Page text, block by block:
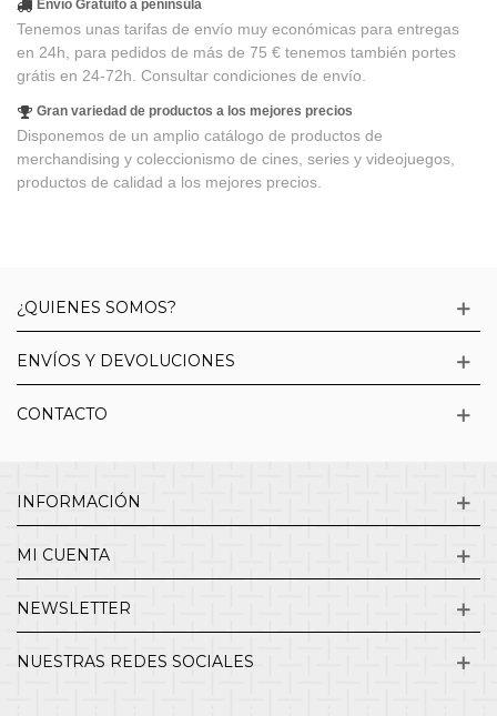
Envío Gratuito a península
Tenemos unas tarifas de envío muy económicas para entregas
en 24h, para pedidos de más de 75 € tenemos también portes
grátis en 24-72h. Consultar condiciones de envío.
Gran variedad de productos a los mejores precios
Disponemos de un amplio catálogo de productos de
merchandising y coleccionismo de cines, series y videojuegos,
productos de calidad a los mejores precios.
¿QUIENES SOMOS?
ENVÍOS Y DEVOLUCIONES
CONTACTO
INFORMACIÓN
MI CUENTA
NEWSLETTER
NUESTRAS REDES SOCIALES